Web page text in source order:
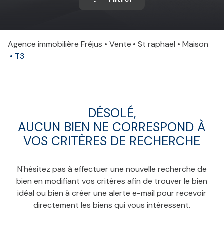
Agence immobilière Fréjus Vente St raphael
Maison
T3
DÉSOLÉ,
AUCUN BIEN NE CORRESPOND À
VOS CRITÈRES DE RECHERCHE
N'hésitez pas à effectuer une nouvelle recherche de
bien en modifiant vos critères afin de trouver le bien
idéal ou bien à créer une alerte e-mail pour recevoir
directement les biens qui vous intéressent.